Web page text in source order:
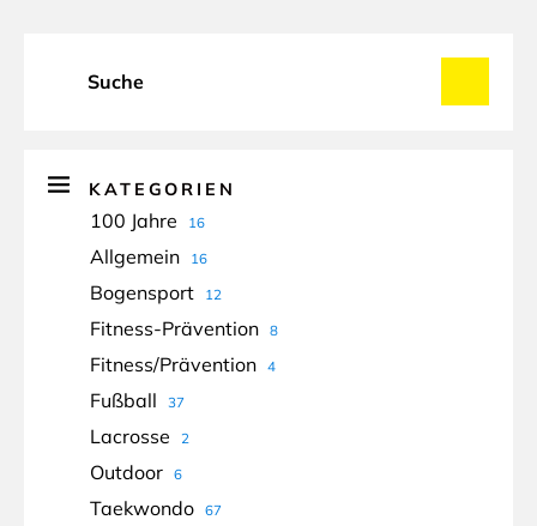
KATEGORIEN
100 Jahre 16
Allgemein 16
Bogensport 12
Fitness-Prävention 8
Fitness/Prävention 4
Fußball 37
Lacrosse 2
Outdoor 6
Taekwondo 67